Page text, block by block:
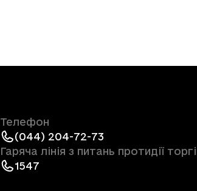
Телефон
(044) 204-72-73
Гаряча лінія з питань протидії
1547